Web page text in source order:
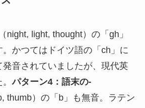
night, light, thought）の「gh」
かつてはドイツ語の「ch」に
音されていましたが、現代英
。パターン4：語末の-
thumb）の「b」も無音。ラテン